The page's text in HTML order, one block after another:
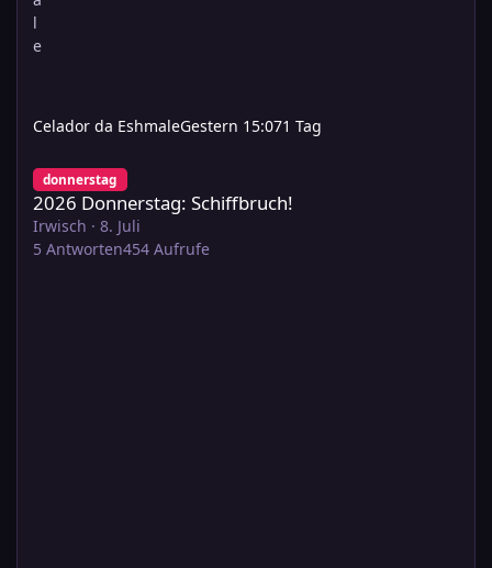
Celador da EshmaleGestern 15:071 Tag
donnerstag
2026 Donnerstag: Schiffbruch!
Irwisch · 8. Juli
5 Antworten454 Aufrufe